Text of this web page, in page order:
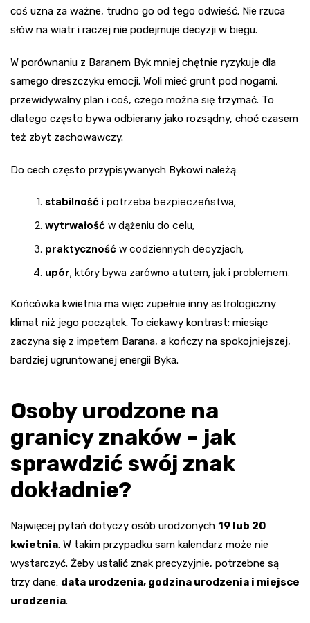
coś uzna za ważne, trudno go od tego odwieść. Nie rzuca
słów na wiatr i raczej nie podejmuje decyzji w biegu.
W porównaniu z Baranem Byk mniej chętnie ryzykuje dla
samego dreszczyku emocji. Woli mieć grunt pod nogami,
przewidywalny plan i coś, czego można się trzymać. To
dlatego często bywa odbierany jako rozsądny, choć czasem
też zbyt zachowawczy.
Do cech często przypisywanych Bykowi należą:
stabilność i potrzeba bezpieczeństwa,
wytrwałość w dążeniu do celu,
praktyczność w codziennych decyzjach,
upór, który bywa zarówno atutem, jak i problemem.
Końcówka kwietnia ma więc zupełnie inny astrologiczny
klimat niż jego początek. To ciekawy kontrast: miesiąc
zaczyna się z impetem Barana, a kończy na spokojniejszej,
bardziej ugruntowanej energii Byka.
Osoby urodzone na
granicy znaków – jak
sprawdzić swój znak
dokładnie?
Najwięcej pytań dotyczy osób urodzonych 19 lub 20
kwietnia. W takim przypadku sam kalendarz może nie
wystarczyć. Żeby ustalić znak precyzyjnie, potrzebne są
trzy dane: data urodzenia, godzina urodzenia i miejsce
urodzenia.